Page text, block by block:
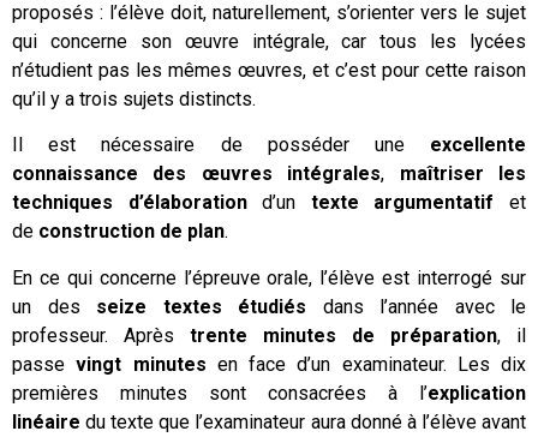
proposés : l’élève doit, naturellement, s’orienter vers le sujet
qui concerne son œuvre intégrale, car tous les lycées
n’étudient pas les mêmes œuvres, et c’est pour cette raison
qu’il y a trois sujets distincts.
Il est nécessaire de posséder une excellente
connaissance des œuvres intégrales, maîtriser les
techniques d’élaborationd’un texte argumentatif et
de construction de plan.
En ce qui concerne l’épreuve orale, l’élève est interrogé sur
un des seize textes étudiés dans l’année avec le
professeur. Après trente minutes de préparation, il
passevingt minutes en face d’un examinateur. Les dix
premières minutes sont consacrées à l’explication
linéaire du texte que l’examinateur aura donné à l’élève avant